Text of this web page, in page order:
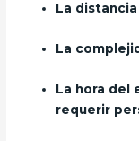
La
La
La hora del
requerir